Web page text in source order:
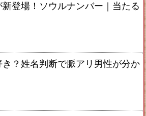
登場！ソウルナンバー｜当たる
？姓名判断で脈アリ男性が分か